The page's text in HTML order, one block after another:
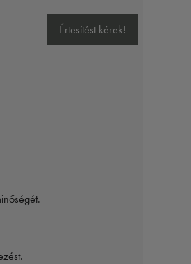
Értesítést kérek!